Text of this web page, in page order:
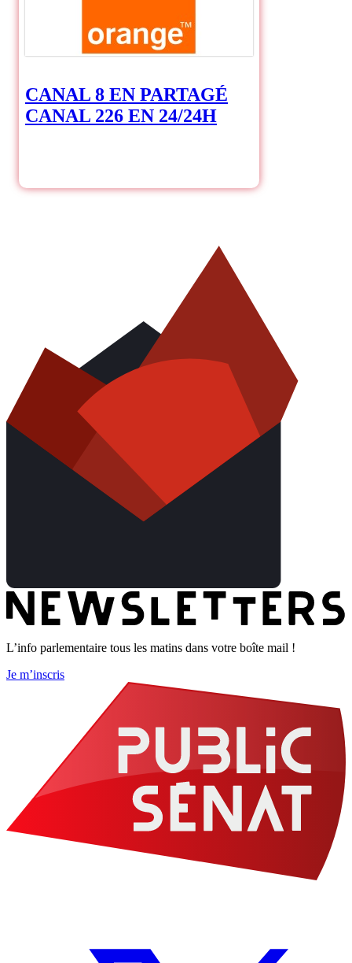
CANAL 8 EN PARTAGÉ
CANAL 226 EN 24/24H
L’info parlementaire tous les matins dans votre boîte mail !
Je m’inscris